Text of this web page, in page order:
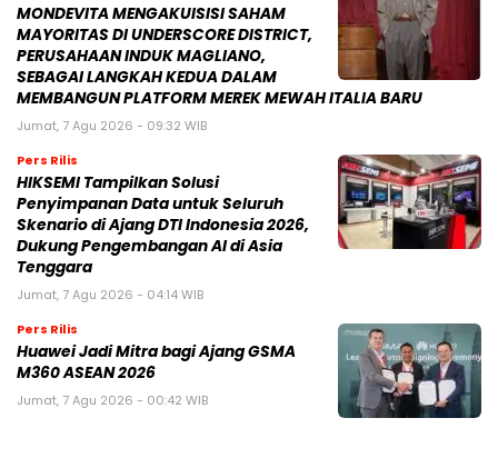
MONDEVITA MENGAKUISISI SAHAM
MAYORITAS DI UNDERSCORE DISTRICT,
PERUSAHAAN INDUK MAGLIANO,
SEBAGAI LANGKAH KEDUA DALAM
MEMBANGUN PLATFORM MEREK MEWAH ITALIA BARU
Jumat, 7 Agu 2026 - 09:32 WIB
Pers Rilis
HIKSEMI Tampilkan Solusi
Penyimpanan Data untuk Seluruh
Skenario di Ajang DTI Indonesia 2026,
Dukung Pengembangan AI di Asia
Tenggara
Jumat, 7 Agu 2026 - 04:14 WIB
Pers Rilis
Huawei Jadi Mitra bagi Ajang GSMA
M360 ASEAN 2026
Jumat, 7 Agu 2026 - 00:42 WIB